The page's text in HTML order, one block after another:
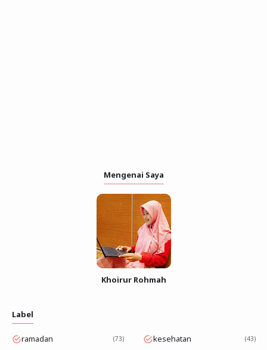
Mengenai Saya
Khoirur Rohmah
Label
ramadan 73 kesehatan 43